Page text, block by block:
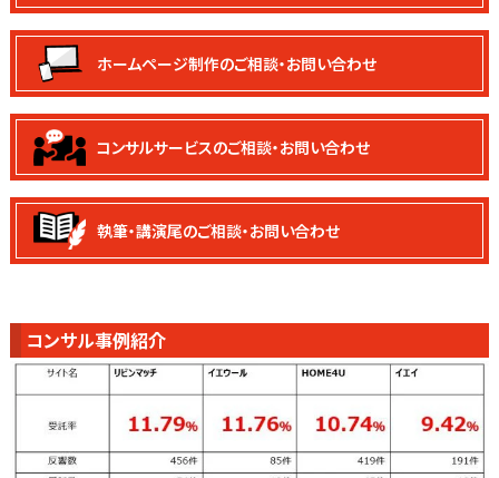
ホームページ制作のご相談・お問い合わせ
コンサルサービスのご相談・お問い合わせ
執筆・講演尾のご相談・お問い合わせ
コンサル事例紹介